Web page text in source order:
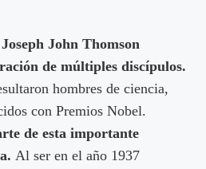
Joseph John Thomson
de múltiples discípulos.
hombres de ciencia,
con Premios Nobel.
de esta importante
Al ser en el año 1937